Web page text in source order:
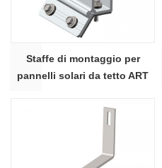
Staffe di montaggio per
pannelli solari da tetto ART